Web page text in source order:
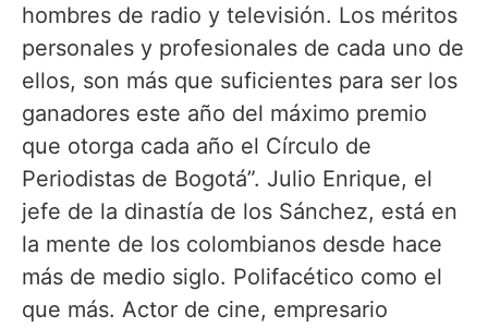
hombres de radio y televisión. Los méritos
personales y profesionales de cada uno de
ellos, son más que suficientes para ser los
ganadores este año del máximo premio
que otorga cada año el Círculo de
Periodistas de Bogotá”. Julio Enrique, el
jefe de la dinastía de los Sánchez, está en
la mente de los colombianos desde hace
más de medio siglo. Polifacético como el
que más. Actor de cine, empresario